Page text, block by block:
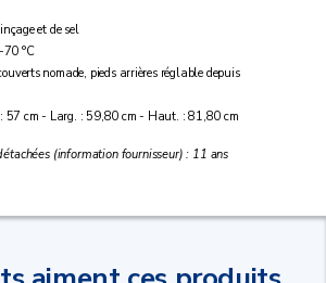
et de sel
°C
nomade, pieds arrières réglable depuis
: 57 cm - Larg. : 59,80 cm - Haut. : 81,80 cm
(information fournisseur) : 11 ans